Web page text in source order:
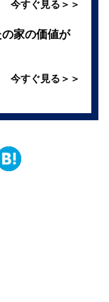
今すぐ見る＞＞
家の価値が
今すぐ見る＞＞